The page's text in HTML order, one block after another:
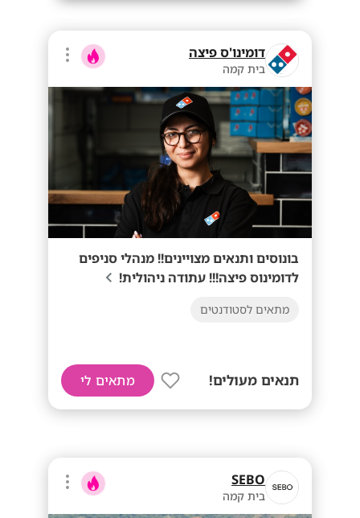
דומינו'ס פיצה
בית קמה
בונוסים ותנאים מצויינים!! מנהלי סניפים
לדומינוס פיצה!!! עתודה ניהולית!
מתאים לסטודנטים
תנאים מעולים! מתאים לי
SEBO
בית קמה